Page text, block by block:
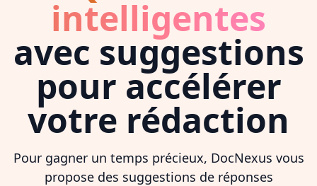
intelligentes
avec suggestions
pour accélérer
votre rédaction
Pour gagner un temps précieux, DocNexus vous
propose des suggestions de réponses